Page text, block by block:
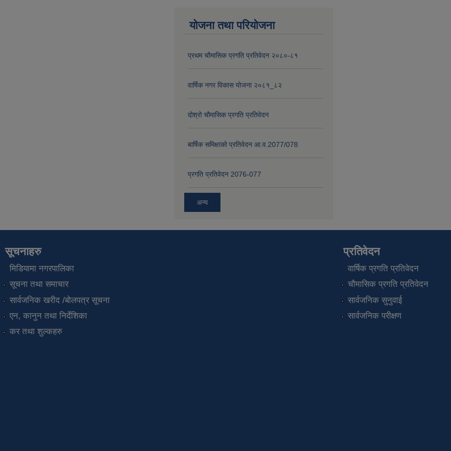
योजना तथा परियोजना
प्रथम चौमासिक प्रगति प्रतिवेदन २०८०-८१
वार्षिक नगर विकास योजना २०८१_८२
दोश्रो चौमासिक प्रगति प्रतिवेदन
बार्षिक समिक्षाको प्रतिवेदन आ.व.2077/078
प्रगति प्रतिवेदन 2076-077
अन्य
सूचनाहरु
मिडियामा नगरपालिका
सूचना तथा समाचार
सार्वजनिक खरीद /बोलपत्र सूचना
एन, कानुन तथा निर्देशिका
कर तथा शुल्कहरु
प्रतिवेदन
वार्षिक प्रगति प्रतिवेदन
चौमासिक प्रगति प्रतिवेदन
सार्वजनिक सुनुवाई
सार्वजनिक परीक्षण